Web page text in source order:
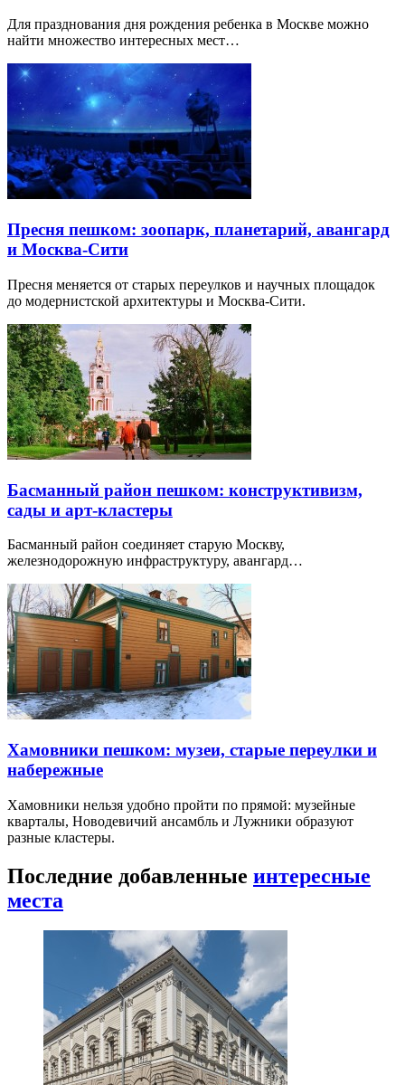
Для празднования дня рождения ребенка в Москве можно
найти множество интересных мест…
Пресня пешком: зоопарк, планетарий, авангард
и Москва-Сити
Пресня меняется от старых переулков и научных площадок
до модернистской архитектуры и Москва-Сити.
Басманный район пешком: конструктивизм,
сады и арт-кластеры
Басманный район соединяет старую Москву,
железнодорожную инфраструктуру, авангард…
Хамовники пешком: музеи, старые переулки и
набережные
Хамовники нельзя удобно пройти по прямой: музейные
кварталы, Новодевичий ансамбль и Лужники образуют
разные кластеры.
Последние добавленные интересные
места